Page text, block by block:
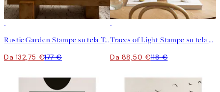
Rustic Garden Stampe su tela Trio
Da 132,75 €177 €
Traces of Light Stampe su tela Duo
Da 88,50 €118 €